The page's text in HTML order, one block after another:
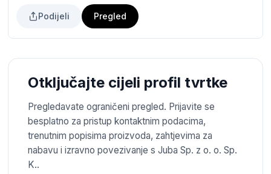
Podijeli Pregled
Otključajte cijeli profil tvrtke
Pregledavate ograničeni pregled. Prijavite se
besplatno za pristup kontaktnim podacima,
trenutnim popisima proizvoda, zahtjevima za
nabavu i izravno povezivanje s Juba Sp. z o. o. Sp.
K..